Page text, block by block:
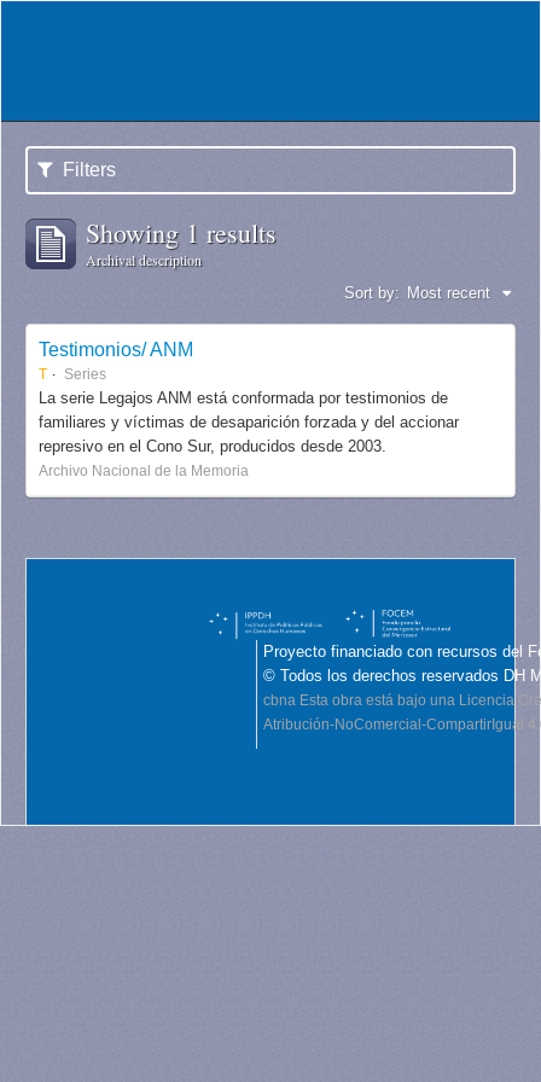
Filters
Showing 1 results
Archival description
Sort by: Most recent
Testimonios/ ANM
T Series
La serie Legajos ANM está conformada por testimonios de
familiares y víctimas de desaparición forzada y del accionar
represivo en el Cono Sur, producidos desde 2003.
Archivo Nacional de la Memoria
Proyecto financiado con recursos del
© Todos los derechos reservados DH
cbna Esta obra está bajo una Licencia
Atribución-NoComercial-CompartirIgual